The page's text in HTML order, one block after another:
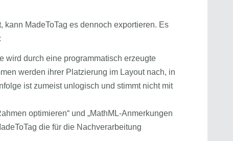
MadeToTag es dennoch exportieren. Es
wird durch eine programmatisch erzeugte
werden ihrer Platzierung im Layout nach, in
ist zumeist unlogisch und stimmt nicht mit
optimieren“ und „MathML-Anmerkungen
die für die Nachverarbeitung